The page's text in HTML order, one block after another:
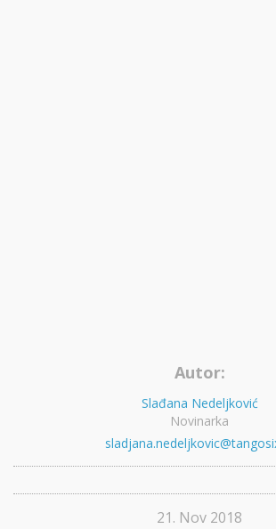
Autor:
Slađana Nedeljković
Novinarka
21. Nov 2018